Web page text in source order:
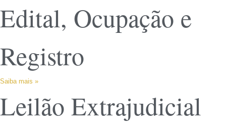
Edital, Ocupação e
Registro
Saiba mais »
Leilão Extrajudicial